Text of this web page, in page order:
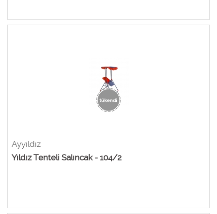
Ayyıldız
Yıldız Tenteli Salıncak - 104/2